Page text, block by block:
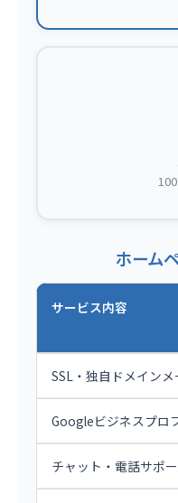
ホーム
サービス内容
SSL・独自ドメイン
Googleビジネスプロ
チャット・電話サポ